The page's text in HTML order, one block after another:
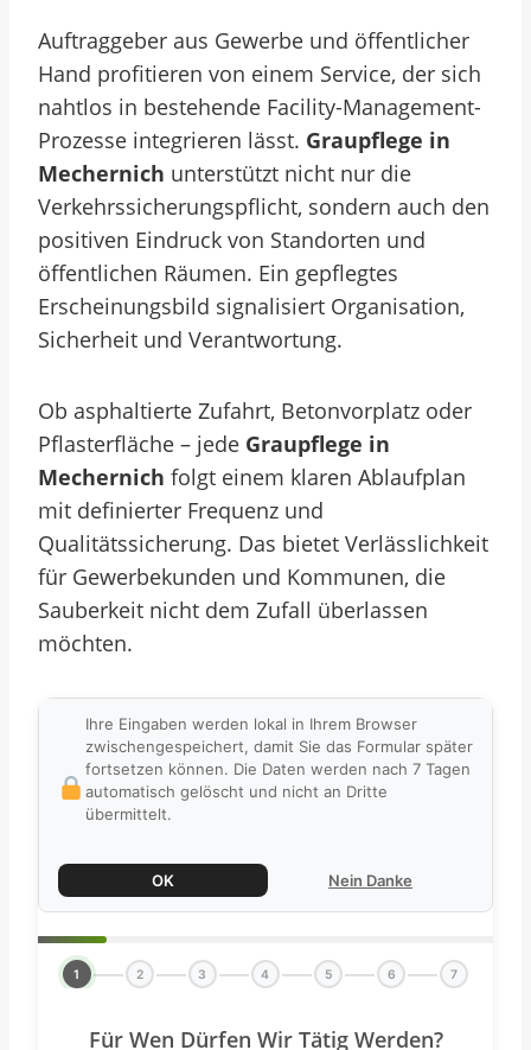
Auftraggeber aus Gewerbe und öffentlicher
Hand profitieren von einem Service, der sich
nahtlos in bestehende Facility-Management-
Prozesse integrieren lässt. Graupflege in
Mechernich unterstützt nicht nur die
Verkehrssicherungspflicht, sondern auch den
positiven Eindruck von Standorten und
öffentlichen Räumen. Ein gepflegtes
Erscheinungsbild signalisiert Organisation,
Sicherheit und Verantwortung.
Ob asphaltierte Zufahrt, Betonvorplatz oder
Pflasterfläche – jede Graupflege in
Mechernich folgt einem klaren Ablaufplan
mit definierter Frequenz und
Qualitätssicherung. Das bietet Verlässlichkeit
für Gewerbekunden und Kommunen, die
Sauberkeit nicht dem Zufall überlassen
möchten.
Ihre Eingaben werden lokal in Ihrem Browser
zwischengespeichert, damit Sie das Formular später
fortsetzen können. Die Daten werden nach 7 Tagen
automatisch gelöscht und nicht an Dritte
übermittelt.
OK Nein Danke
1 2 3 4 5 6 7
Für Wen Dürfen Wir Tätig Werden?